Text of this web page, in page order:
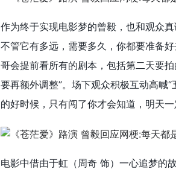
作为终于实现电影梦的曾毅，也和观众
不管它有多远，需要多久，你都要准备
哥会提前看所有的剧本，包括第二天要
要再额外调整”。场下观众积极互动高喊
的好时候，只有闯了你才会知道，明天一
电影中借由于虹（周奇 饰）一心追梦的